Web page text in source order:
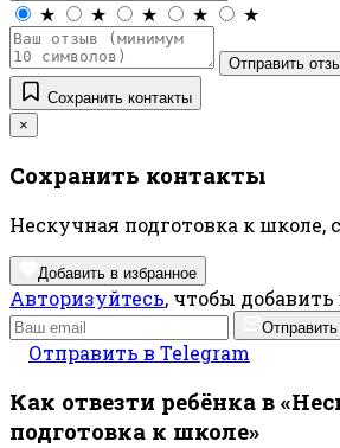
★ ★ ★ ★ ★
Отправить
Сохранить контакты
×
Сохранить контакты
Нескучная подготовка к школе,
Добавить в избранное
Авторизуйтесь, чтобы добавить
Отправить
Отправить в Telegram
Как отвезти ребёнка в
подготовка к школе»